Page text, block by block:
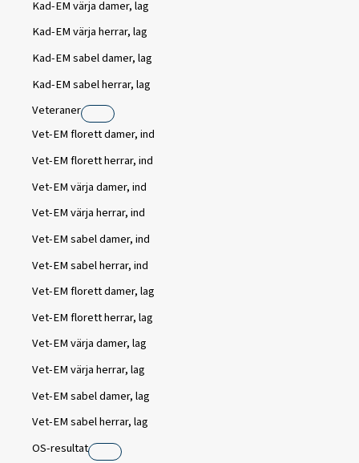
Kad-EM värja damer, lag
Kad-EM värja herrar, lag
Kad-EM sabel damer, lag
Kad-EM sabel herrar, lag
Veteraner
Vet-EM florett damer, ind
Vet-EM florett herrar, ind
Vet-EM värja damer, ind
Vet-EM värja herrar, ind
Vet-EM sabel damer, ind
Vet-EM sabel herrar, ind
Vet-EM florett damer, lag
Vet-EM florett herrar, lag
Vet-EM värja damer, lag
Vet-EM värja herrar, lag
Vet-EM sabel damer, lag
Vet-EM sabel herrar, lag
OS-resultat